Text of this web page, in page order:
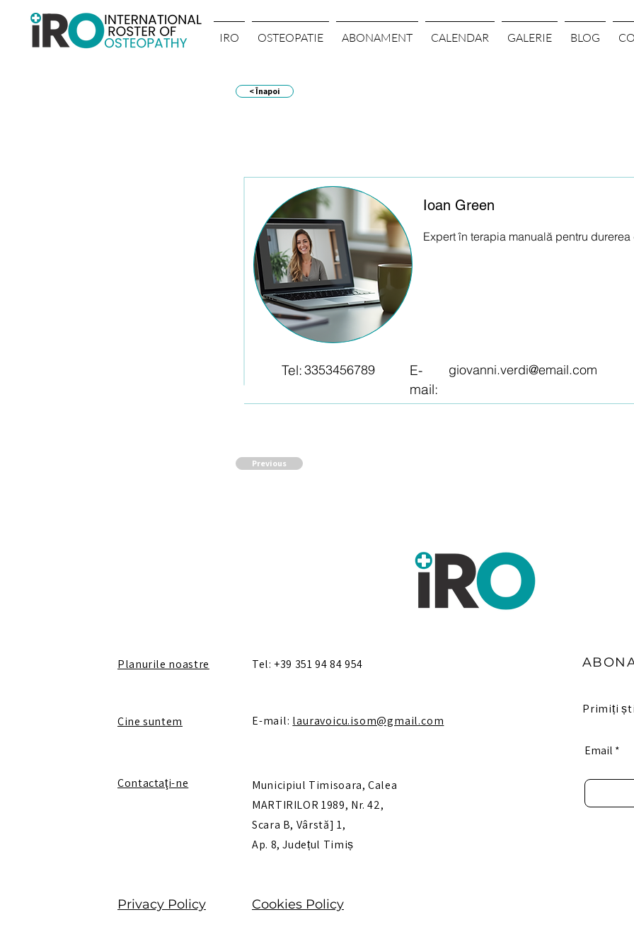
IRO OSTEOPATIE ABONAMENT CALENDAR GALERIE BLOG
< Înapoi
Ioan Green
Expert în terapia manuală pentru
Tel:3353456789
E-
mail:
giovanni.verdi@email.com
Previous
Planurile noastre Tel: +39 351 94 84 954
Cine suntem E-mail: lauravoicu.isom@gmail.com
Contactaţi-ne
Municipiul Timisoara, Calea
MARTIRILOR 1989, Nr. 42,
Scara B, Vârstă] 1,
Ap. 8, Județul Timiș
Privacy Policy Cookies Policy
Primiți
Email